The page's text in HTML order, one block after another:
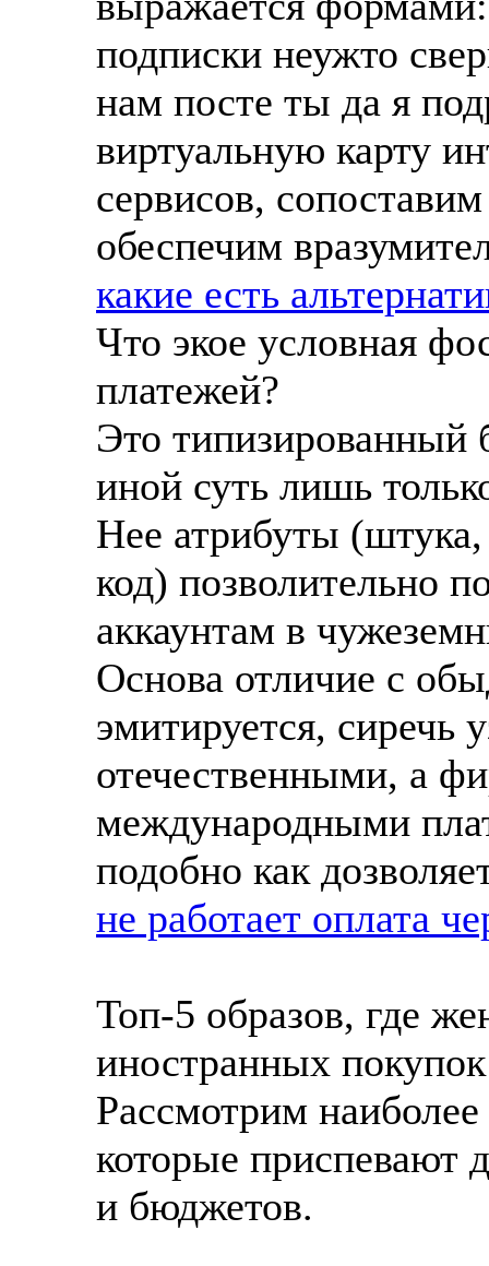
подписки неужто
нам посте ты да я
виртуальную карту
сервисов,
обеспечим
какие есть
Что экое условная
платежей?
Это типизированный
иной суть лишь
Нее атрибуты
код) позволительно
аккаунтам в
Основа отличие с
эмитируется, сиречь
отечественными, а
международными
подобно как
не работает оплата
Топ-5 образов, где
иностранных покупок
Рассмотрим
которые приспевают
и бюджетов.